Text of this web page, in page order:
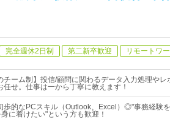
完全週休2日制 第二新卒歓迎 リモートワ
チーム制】投信/顧問に関わるデータ入力処理や
任せ。仕事は一から丁寧に教えます！
的なPCスキル（Outlook、Excel）◎"事務経験
に着けたい"という方も歓迎！